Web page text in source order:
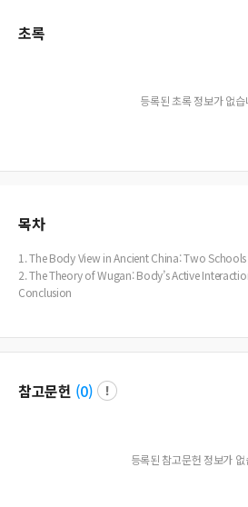
초록
등록된 초록 정보가 없습
목차
1. The Body View in Ancient China: Two Schools
2. The Theory of Wugan: Body’s Active
Conclusion
참고문헌 (0)
등록된 참고문헌 정보가 없